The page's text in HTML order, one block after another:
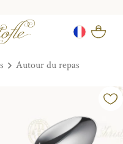
Autour du repas